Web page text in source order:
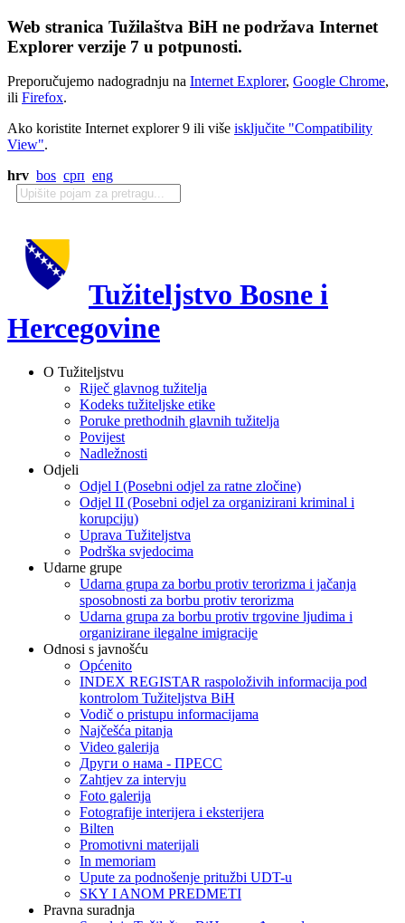
Web stranica Tužilaštva BiH ne podržava Internet
Explorer verzije 7 u potpunosti.
Preporučujemo nadogradnju na Internet Explorer, Google Chrome,
ili Firefox.
Ako koristite Internet explorer 9 ili više isključite "Compatibility
View".
hrv bos срп eng
Tužiteljstvo Bosne i
Hercegovine
O Tužiteljstvu
Riječ glavnog tužitelja
Kodeks tužiteljske etike
Poruke prethodnih glavnih tužitelja
Povijest
Nadležnosti
Odjeli
Odjel I (Posebni odjel za ratne zločine)
Odjel II (Posebni odjel za organizirani kriminal i
korupciju)
Uprava Tužiteljstva
Podrška svjedocima
Udarne grupe
Udarna grupa za borbu protiv terorizma i jačanja
sposobnosti za borbu protiv terorizma
Udarna grupa za borbu protiv trgovine ljudima i
organizirane ilegalne imigracije
Odnosi s javnošću
Općenito
INDEX REGISTAR raspoloživih informacija pod
kontrolom Tužiteljstva BiH
Vodič o pristupu informacijama
Najčešća pitanja
Video galerija
Други о нама - ПРЕСC
Zahtjev za intervju
Foto galerija
Fotografije interijera i eksterijera
Bilten
Promotivni materijali
In memoriam
Upute za podnošenje pritužbi UDT-u
SKY I ANOM PREDMETI
Pravna suradnja